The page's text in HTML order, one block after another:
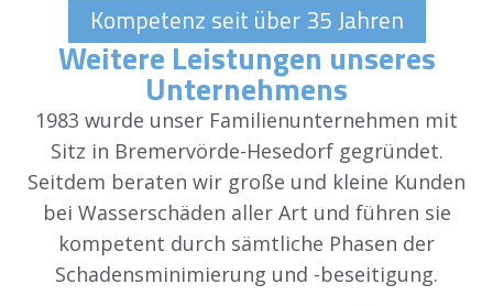
Kompetenz seit über 35 Jahren
Weitere Leistungen unseres
Unternehmens
1983 wurde unser Familienunternehmen mit
Sitz in Bremervörde-Hesedorf gegründet.
Seitdem beraten wir große und kleine Kunden
bei Wasserschäden aller Art und führen sie
kompetent durch sämtliche Phasen der
Schadensminimierung und -beseitigung.